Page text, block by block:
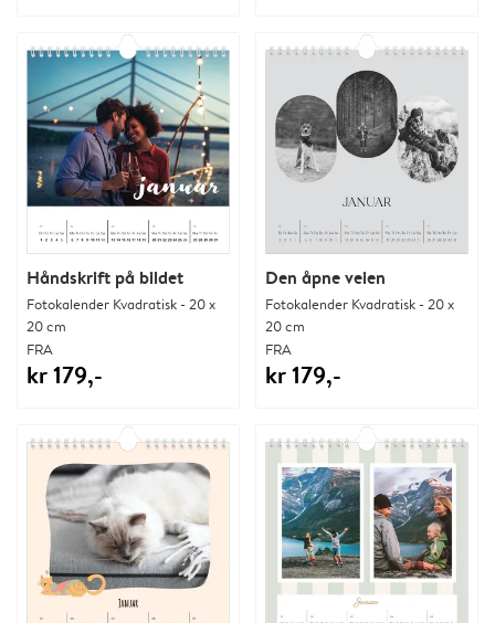
Håndskrift på bildet
Fotokalender Kvadratisk - 20 x
20 cm
FRA
kr 179,-
Den åpne veien
Fotokalender Kvadratisk - 20 x
20 cm
FRA
kr 179,-